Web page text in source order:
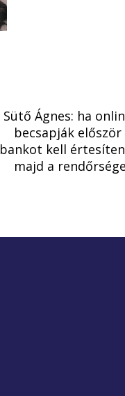
Sütő Ágnes: ha
becsapják először
bankot kell
majd a